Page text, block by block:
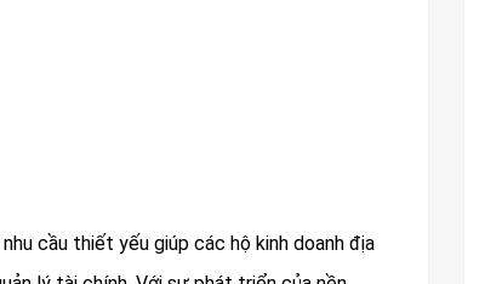
cầu thiết yếu giúp các hộ kinh doanh địa